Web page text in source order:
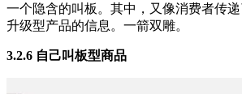
一个隐含的叫板。其中，又像消费者传
升级型产品的信息。一箭双雕。
3.2.6 自己叫板型商品